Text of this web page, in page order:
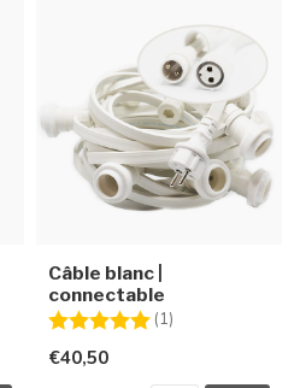
Câble blanc |
connectable
Note:
(1)
€40,50